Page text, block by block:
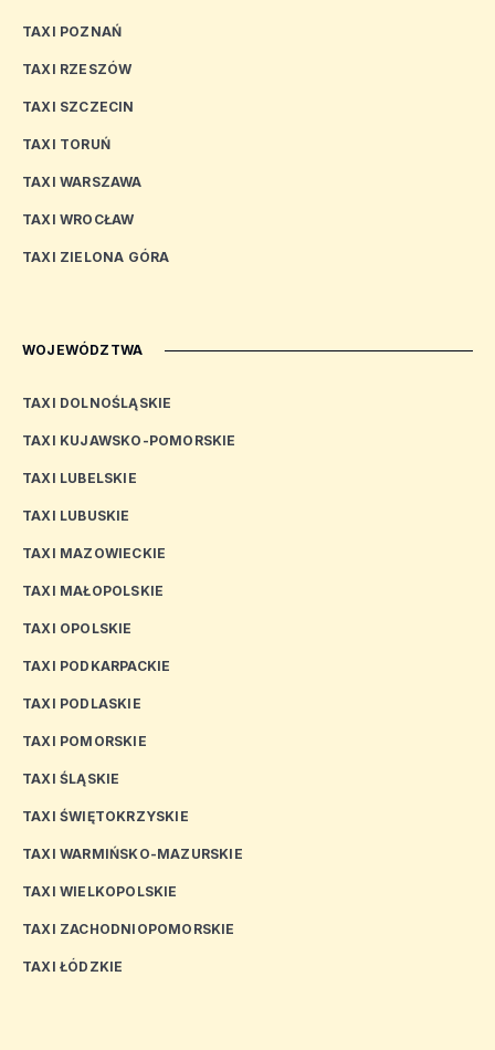
TAXI POZNAŃ
TAXI RZESZÓW
TAXI SZCZECIN
TAXI TORUŃ
TAXI WARSZAWA
TAXI WROCŁAW
TAXI ZIELONA GÓRA
WOJEWÓDZTWA
TAXI DOLNOŚLĄSKIE
TAXI KUJAWSKO-POMORSKIE
TAXI LUBELSKIE
TAXI LUBUSKIE
TAXI MAZOWIECKIE
TAXI MAŁOPOLSKIE
TAXI OPOLSKIE
TAXI PODKARPACKIE
TAXI PODLASKIE
TAXI POMORSKIE
TAXI ŚLĄSKIE
TAXI ŚWIĘTOKRZYSKIE
TAXI WARMIŃSKO-MAZURSKIE
TAXI WIELKOPOLSKIE
TAXI ZACHODNIOPOMORSKIE
TAXI ŁÓDZKIE